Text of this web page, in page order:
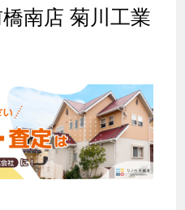
南店 菊川工業